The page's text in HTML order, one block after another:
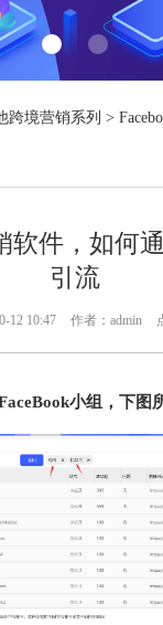
跨境营销系列 >
软件，如何
引流
12 10:47 作者：admin
小组，下图